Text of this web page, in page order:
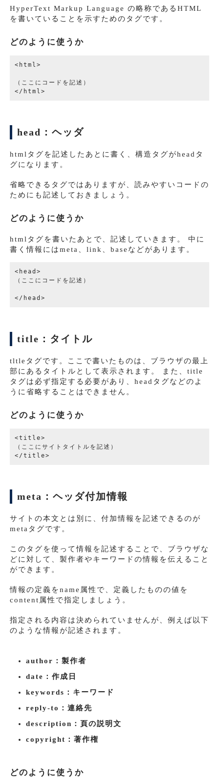
HyperText Markup Language の略称であるHTML
を書いていることを示すためのタグです。
どのように使うか
<html>
（ここにコードを記述）
head：ヘッダ
htmlタグを記述したあとに書く、構造タグがheadタ
グになります。
省略できるタグではありますが、読みやすいコードの
ためにも記述しておきましょう。
どのように使うか
htmlタグを書いたあとで、記述していきます。 中に
書く情報にはmeta、link、baseなどがあります。
<head>
（ここにコードを記述）
title：タイトル
tltleタグです。ここで書いたものは、ブラウザの最上
部にあるタイトルとして表示されます。 また、title
タグは必ず指定する必要があり、headタグなどのよ
うに省略することはできません。
どのように使うか
<title>
（ここにサイトタイトルを記述）
meta：ヘッダ付加情報
サイトの本文とは別に、付加情報を記述できるのが
metaタグです。
このタグを使って情報を記述することで、ブラウザな
どに対して、製作者やキーワードの情報を伝えること
ができます。
情報の定義をname属性で、定義したものの値を
content属性で指定しましょう。
指定される内容は決められていませんが、例えば以下
のような情報が記述されます。
author：製作者
date：作成日
keywords：キーワード
reply-to：連絡先
description：頁の説明文
copyright：著作権
どのように使うか